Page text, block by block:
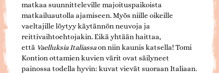
matkaa suunnitteleville majoituspaikoista
matkailuautolla ajamiseen. Myös niille oikeille
vaeltajille löytyy käytännön neuvoja ja
reittivaihtoehtojakin. Eikä yhtään haittaa,
että Vaelluksia Italiassaon niin kaunis katsella! Tomi
Kontion ottamien kuvien värit ovat säilyneet
painossa todella hyvin: kuvat vievät suoraan Italiaan.